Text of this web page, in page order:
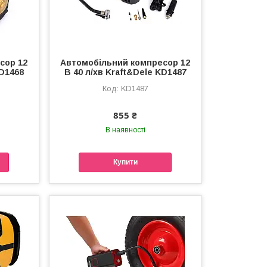
12
Автомобільний компресор 12
В 40 л/хв Kraft&Dele KD1487
KD1487
855 ₴
В наявності
Купити